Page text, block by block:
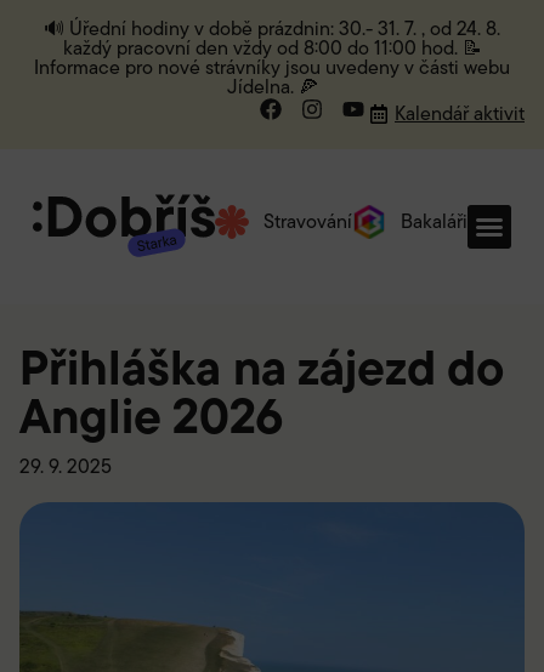
🔊 Úřední hodiny v době prázdnin: 30.- 31. 7. , od 24. 8.
každý pracovní den vždy od 8:00 do 11:00 hod. 📝
Informace pro nové strávníky jsou uvedeny v části webu
Jídelna. 🍕
Kalendář aktivit
Stravování Bakaláři
Přihláška na zájezd do
Anglie 2026
29. 9. 2025